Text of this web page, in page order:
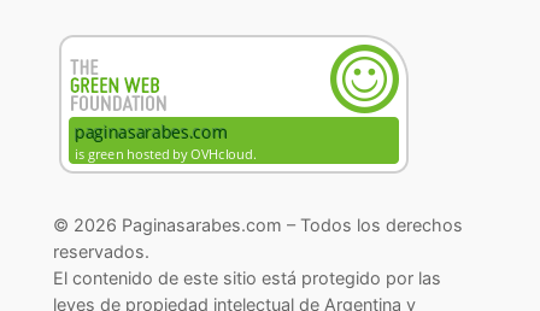
© 2026 Paginasarabes.com – Todos los derechos
reservados.
El contenido de este sitio está protegido por las
leyes de propiedad intelectual de Argentina y